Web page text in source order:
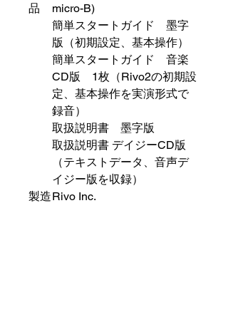
品
micro-B)
簡単スタートガイド 墨字
版（初期設定、基本操作）
簡単スタートガイド 音楽
CD版 1枚（Rivo2の初期設
定、基本操作を実演形式で
録音）
取扱説明書 墨字版
取扱説明書 デイジーCD版
（テキストデータ、音声デ
イジー版を収録）
製造Rivo Inc.